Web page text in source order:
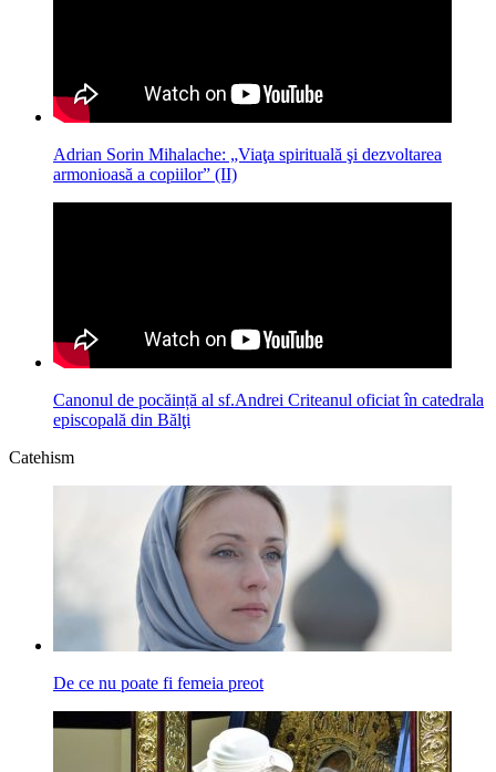
Adrian Sorin Mihalache: „Viaţa spirituală şi dezvoltarea
armonioasă a copiilor” (II)
Canonul de pocăință al sf.Andrei Criteanul oficiat în catedrala
episcopală din Bălţi
Catehism
De ce nu poate fi femeia preot